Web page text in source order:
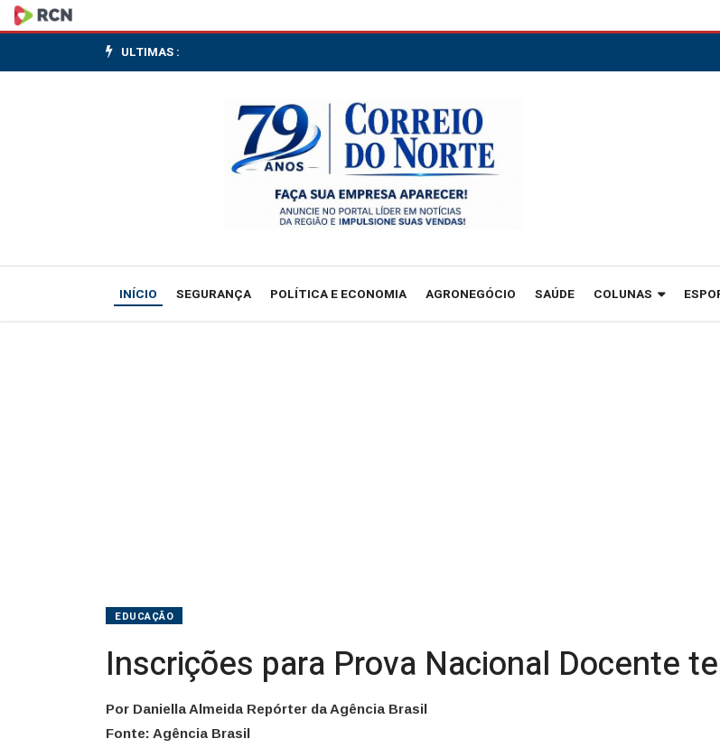
Inscrições
para
nesta
ULTIMAS :
INÍCIO SEGURANÇA POLÍTICA E ECONOMIA AGRONEGÓCIO SAÚDE COLUNAS
EDUCAÇÃO
Inscrições para Prova Nacional Docente
Por Daniella Almeida Repórter da Agência Brasil
Fonte: Agência Brasil